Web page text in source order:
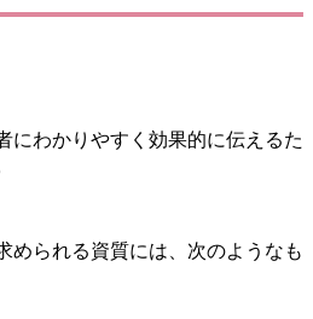
にわかりやすく効果的に伝えるた
められる資質には、次のようなも